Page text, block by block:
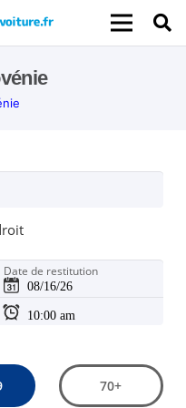
Date de restitution
70+